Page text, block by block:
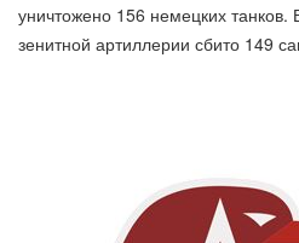
уничтожено 156 немецких
зенитной артиллерии сбито 149